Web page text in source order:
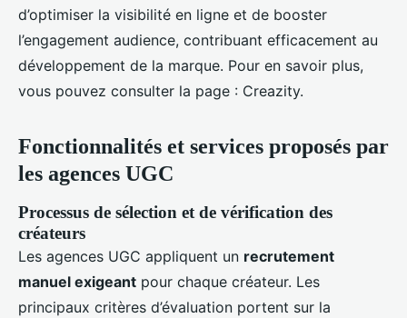
d’optimiser la visibilité en ligne et de booster
l’engagement audience, contribuant efficacement au
développement de la marque. Pour en savoir plus,
vous pouvez consulter la page : Creazity.
Fonctionnalités et services proposés par
les agences UGC
Processus de sélection et de vérification des
créateurs
Les agences UGC appliquent un recrutement
manuel exigeant pour chaque créateur. Les
principaux critères d’évaluation portent sur la